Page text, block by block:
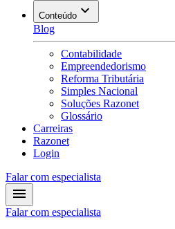
Conteúdo
Blog
Contabilidade
Empreendedorismo
Reforma Tributária
Simples Nacional
Soluções Razonet
Glossário
Carreiras
Razonet
Login
Falar com especialista
Falar com especialista